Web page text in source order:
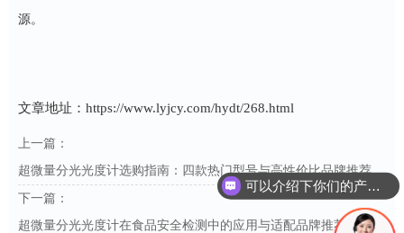
源。
文章地址： https://www.lyjcy.com/hydt/268.html
上一篇：
超微量分光光度计选购指南：四款热门型号与高性价比品牌推荐
下一篇：
超微量分光光度计在食品安全检测中的应用与适配品牌推荐
可以介绍下你们的产品么